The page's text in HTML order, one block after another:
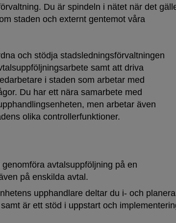
Du är spindeln i nätet när det
staden och externt gentemot våra
och stödja stadsledningsförvaltningen
samt att driva
i staden som arbetar med
Du har ett nära samarbete med
men arbetar även
olika controllerfunktioner.
avtalsuppföljning på en
på enskilda avtal.
upphandlare deltar du i- och
är ett stöd i uppstart och